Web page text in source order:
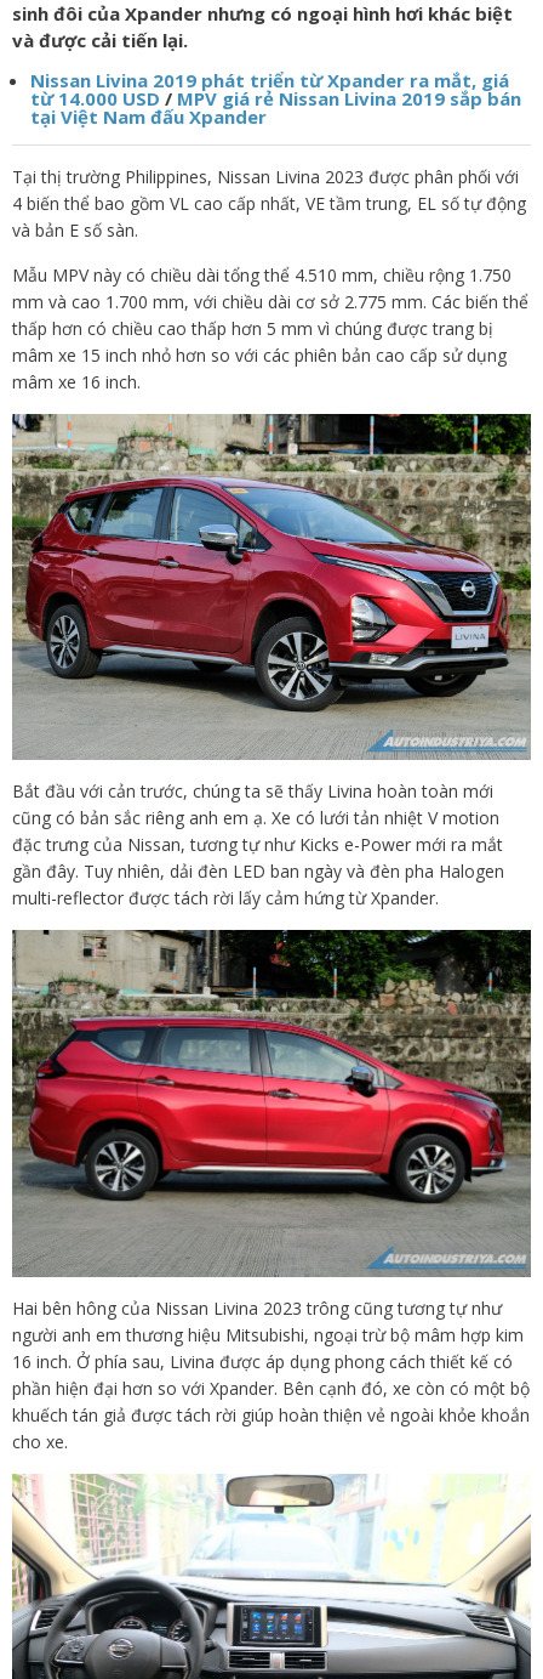
sinh đôi của Xpander nhưng có ngoại hình hơi khác biệt
và được cải tiến lại.
Nissan Livina 2019 phát triển từ Xpander ra mắt, giá
từ 14.000 USD / MPV giá rẻ Nissan Livina 2019 sắp bán
tại Việt Nam đấu Xpander
Tại thị trường Philippines, Nissan Livina 2023 được phân phối với
4 biến thể bao gồm VL cao cấp nhất, VE tầm trung, EL số tự động
và bản E số sàn.
Mẫu MPV này có chiều dài tổng thể 4.510 mm, chiều rộng 1.750
mm và cao 1.700 mm, với chiều dài cơ sở 2.775 mm. Các biến thể
thấp hơn có chiều cao thấp hơn 5 mm vì chúng được trang bị
mâm xe 15 inch nhỏ hơn so với các phiên bản cao cấp sử dụng
mâm xe 16 inch.
Bắt đầu với cản trước, chúng ta sẽ thấy Livina hoàn toàn mới
cũng có bản sắc riêng anh em ạ. Xe có lưới tản nhiệt V motion
đặc trưng của Nissan, tương tự như Kicks e-Power mới ra mắt
gần đây. Tuy nhiên, dải đèn LED ban ngày và đèn pha Halogen
multi-reflector được tách rời lấy cảm hứng từ Xpander.
Hai bên hông của Nissan Livina 2023 trông cũng tương tự như
người anh em thương hiệu Mitsubishi, ngoại trừ bộ mâm hợp kim
16 inch. Ở phía sau, Livina được áp dụng phong cách thiết kế có
phần hiện đại hơn so với Xpander. Bên cạnh đó, xe còn có một bộ
khuếch tán giả được tách rời giúp hoàn thiện vẻ ngoài khỏe khoắn
cho xe.